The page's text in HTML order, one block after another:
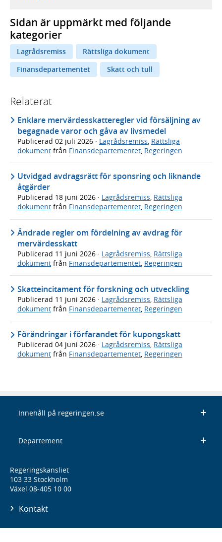
Sidan är uppmärkt med följande
kategorier
Lagrådsremiss
Rättsliga dokument
Finansdepartementet
Skatt och tull
Relaterat
Enklare mervärdesskatteregler vid försäljning av
begagnade varor och gåva av livsmedel
Publicerad 02 juli 2026 · Lagrådsremiss, Rättsliga
dokument från Finansdepartementet, Regeringen
Utvidgad avdragsrätt för sponsring och liknande
åtgärder
Publicerad 18 juni 2026 · Lagrådsremiss, Rättsliga
dokument från Finansdepartementet, Regeringen
Ändrade regler om fördelning av avdrag för
mervärdesskatt
Publicerad 11 juni 2026 · Lagrådsremiss, Rättsliga
dokument från Finansdepartementet, Regeringen
Skatteincitament för forskning och utveckling
Publicerad 11 juni 2026 · Lagrådsremiss Rättsliga
dokument från Finansdepartementet Regeringen
Förändringar i förfarandet för kupongskatt
Publicerad 04 juni 2026 · Lagrådsremiss, Rättsliga
dokument från Finansdepartementet, Regeringen
Innehåll på regeringen.se
Departement
Regeringskansliet
103 33 Stockholm
Växel 08-405 10 00
Kontakt